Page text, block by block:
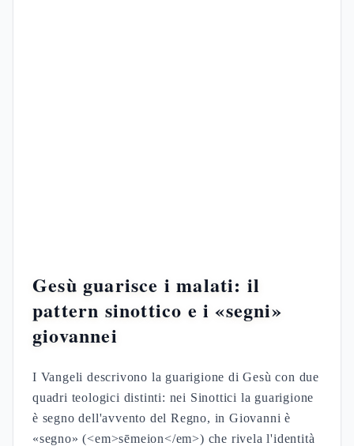
Gesù guarisce i malati: il
pattern sinottico e i «segni»
giovannei
I Vangeli descrivono la guarigione di Gesù con due
quadri teologici distinti: nei Sinottici la guarigione
è segno dell'avvento del Regno, in Giovanni è
«segno» (<em>sēmeion</em>) che rivela l'identità